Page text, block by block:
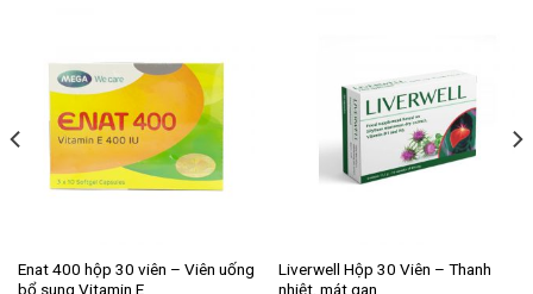
Enat 400 hộp 30 viên – Viên uống
bổ sung Vitamin E
Liverwell Hộp 30 Viên – Thanh
nhiệt, mát gan